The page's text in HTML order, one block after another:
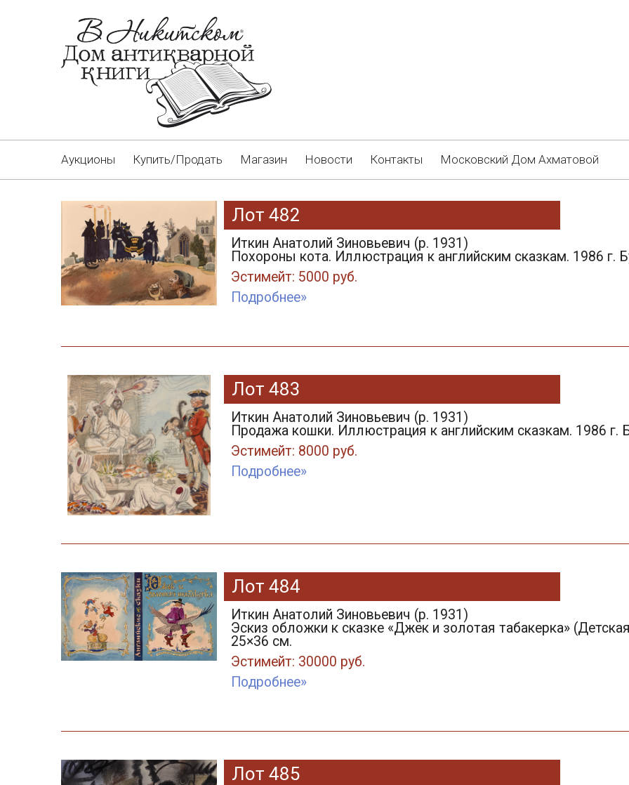
Аукционы Купить/Продать Магазин Новости Контакты Московский Дом Ахматовой
Лот 482
Иткин Анатолий Зиновьевич (р. 1931)
Похороны кота. Иллюстрация к английским сказкам. 1986 г.
Эстимейт: 5000 руб.
Подробнее»
Лот 483
Иткин Анатолий Зиновьевич (р. 1931)
Продажа кошки. Иллюстрация к английским сказкам. 1986 г.
Эстимейт: 8000 руб.
Подробнее»
Лот 484
Иткин Анатолий Зиновьевич (р. 1931)
Эскиз обложки к сказке «Джек и золотая табакерка»
25×36 см.
Эстимейт: 30000 руб.
Подробнее»
Лот 485